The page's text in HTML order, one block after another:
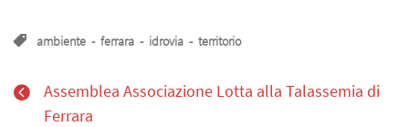
ambiente - ferrara - idrovia - territorio
Assemblea Associazione Lotta alla Talassemia di
Ferrara